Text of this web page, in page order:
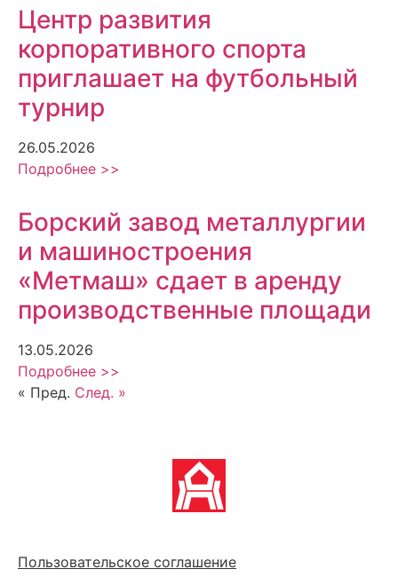
Центр развития
корпоративного спорта
приглашает на футбольный
турнир
26.05.2026
Подробнее >>
Борский завод металлургии
и машиностроения
«Метмаш» сдает в аренду
производственные площади
13.05.2026
Подробнее >>
« Пред. След. »
Пользовательское соглашение